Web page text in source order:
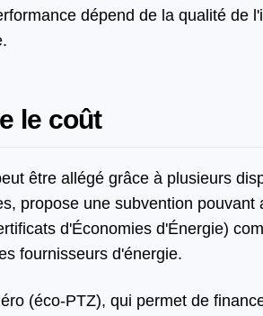
dépend de la qualité de
le coût
être allégé grâce à plusieurs
propose une subvention pouvant
d'Économies d'Énergie)
fournisseurs d'énergie.
(éco-PTZ), qui permet de